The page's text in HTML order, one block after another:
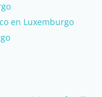
en Luxemburgo